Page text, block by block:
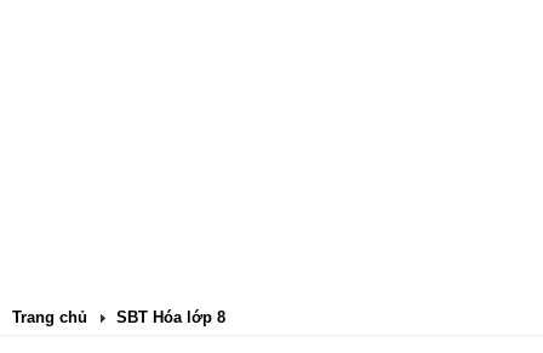
Trang chủ SBT Hóa lớp 8